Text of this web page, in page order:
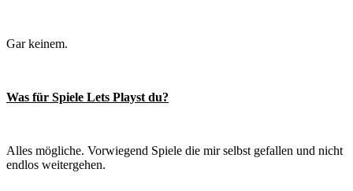
Gar keinem.
Was für Spiele Lets Playst du?
Alles mögliche. Vorwiegend Spiele die mir selbst gefallen und nicht
endlos weitergehen.